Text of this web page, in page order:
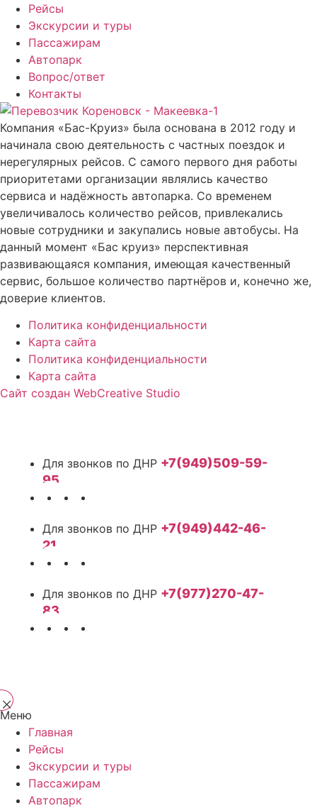
Рейсы
Экскурсии и туры
Пассажирам
Автопарк
Вопрос/ответ
Контакты
Компания «Бас-Круиз» была основана в 2012 году и
начинала свою деятельность с частных поездок и
нерегулярных рейсов. С самого первого дня работы
приоритетами организации являлись качество
сервиса и надёжность автопарка. Со временем
увеличивалось количество рейсов, привлекались
новые сотрудники и закупались новые автобусы. На
данный момент «Бас круиз» перспективная
развивающаяся компания, имеющая качественный
сервис, большое количество партнёров и, конечно же,
доверие клиентов.
Политика конфиденциальности
Карта сайта
Политика конфиденциальности
Карта сайта
Сайт создан WebCreative Studio
+7(949)509-59-
95
+7(949)442-46-
21
+7(977)270-47-
83
Меню
Главная
Рейсы
Экскурсии и туры
Пассажирам
Автопарк